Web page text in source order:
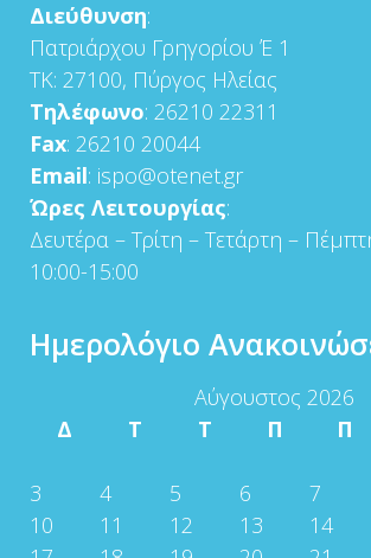
Διεύθυνση:
Πατριάρχου Γρηγορίου Έ 1
ΤΚ: 27100, Πύργος Ηλείας
Τηλέφωνο: 26210 22311
Fax: 26210 20044
Email: ispo@otenet.gr
Ώρες Λειτουργίας:
Δευτέρα – Τρίτη – Τετάρτη –
10:00-15:00
Ημερολόγιο
Αύγουστος 2026
Δ
Τ Τ Π Π
3
4 5 6 7
10
11 12 13 14